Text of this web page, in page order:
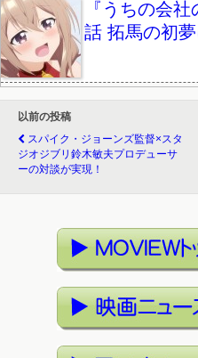
『うちの会
話 拓馬の初
以前の投稿
スパイク・ジョーンズ監督×スタ
ジオジブリ鈴木敏夫プロデューサ
ーの対談が実現！